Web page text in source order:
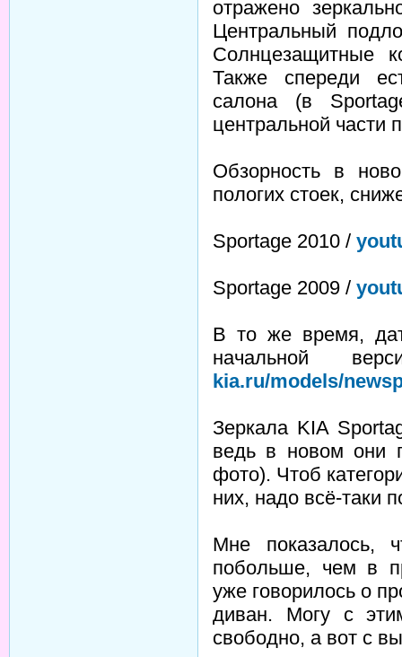
отражено
Центральный
Солнцезащитные
Также спереди
салона (в
центральной части
Обзорность в
пологих стоек,
Sportage 2010 /
Sportage 2009 /
В то же время,
начальной
kia.ru/models/
Зеркала KIA
ведь в новом они
фото). Чтоб
них, надо всё-таки
Мне показалось,
побольше, чем в
уже говорилось о
диван. Могу с
свободно, а вот с